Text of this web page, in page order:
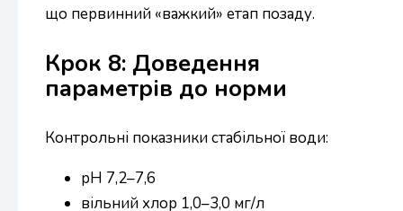
що первинний «важкий» етап позаду.
Крок 8: Доведення
параметрів до норми
Контрольні показники стабільної води:
pH 7,2–7,6
вільний хлор 1,0–3,0 мг/л